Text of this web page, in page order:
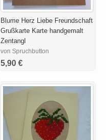
Blume Herz Liebe Freundschaft
Grußkarte Karte handgemalt
Zentangl
von Spruchbutton
5,90 €